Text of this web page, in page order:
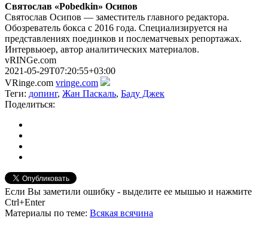
Святослав «Pobedkin» Осипов
Святослав Осипов — заместитель главного редактора.
Обозреватель бокса с 2016 года. Специализируется на
представлениях поединков и послематчевых репортажах.
Интервьюер, автор аналитических материалов.
vRINGe.com
2021-05-29T07:20:55+03:00
VRinge.com vringe.com
Теги: допинг, Жан Паскаль, Баду Джек
Поделиться:
Если Вы заметили ошибку - выделите ее мышью и нажмите
Ctrl+Enter
Материалы по теме: Всякая всячина